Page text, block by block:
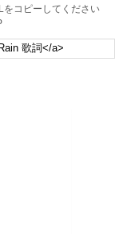
をコピーしてください